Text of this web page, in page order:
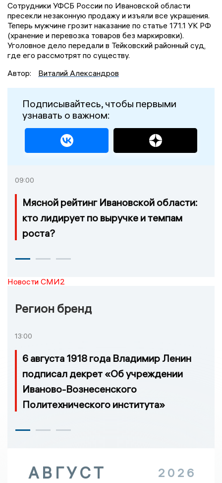
Сотрудники УФСБ России по Ивановской области
пресекли незаконную продажу и изъяли все украшения.
Теперь мужчине грозит наказание по статье 171.1 УК РФ
(хранение и перевозка товаров без маркировки).
Уголовное дело передали в Тейковский районный суд,
где его рассмотрят по существу.
Автор:
Виталий Александров
Подписывайтесь, чтобы первыми
узнавать о важном:
09:00
Мясной рейтинг Ивановской области:
кто лидирует по выручке и темпам
роста?
Новости СМИ2
Регион бренд
13:00
6 августа 1918 года Владимир Ленин
подписал декрет «Об учреждении
Иваново-Вознесенского
Политехнического института»
АВГУСТ 2026